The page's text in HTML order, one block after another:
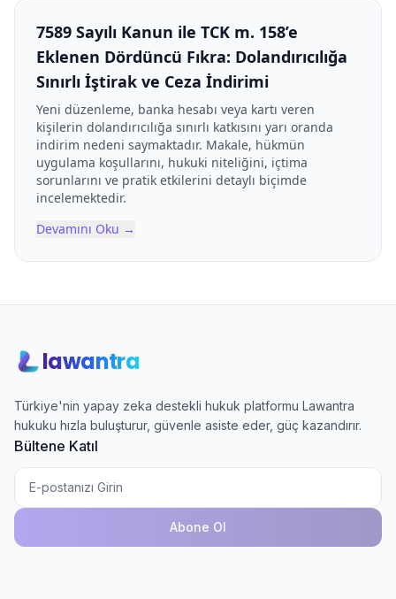
7589 Sayılı Kanun ile TCK m. 158’e
Eklenen Dördüncü Fıkra: Dolandırıcılığa
Sınırlı İştirak ve Ceza İndirimi
Yeni düzenleme, banka hesabı veya kartı veren
kişilerin dolandırıcılığa sınırlı katkısını yarı oranda
indirim nedeni saymaktadır. Makale, hükmün
uygulama koşullarını, hukuki niteliğini, içtima
sorunlarını ve pratik etkilerini detaylı biçimde
incelemektedir.
Devamını Oku →
lawantra
Türkiye'nin yapay zeka destekli hukuk platformu Lawantra
hukuku hızla buluşturur, güvenle asiste eder, güç kazandırır.
Bültene Katıl
Abone Ol